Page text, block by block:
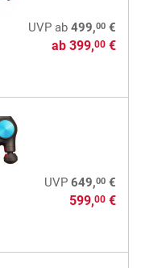
UVPab 499,00€
ab 399,00€
UVP 649,00€
599,00€